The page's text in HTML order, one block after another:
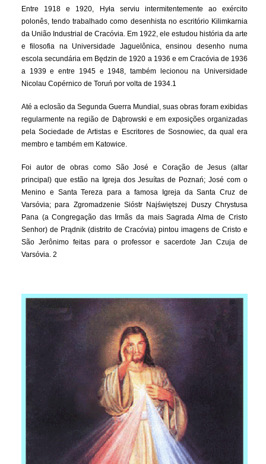
Entre 1918 e 1920, Hyła serviu intermitentemente ao exército
polonês, tendo trabalhado como desenhista no escritório Kilimkarnia
da União Industrial de Cracóvia. Em 1922, ele estudou história da arte
e filosofia na Universidade Jaguelônica, ensinou desenho numa
escola secundária em Będzin de 1920 a 1936 e em Cracóvia de 1936
a 1939 e entre 1945 e 1948, também lecionou na Universidade
Nicolau Copérnico de Toruń por volta de 1934.1
Até a eclosão da Segunda Guerra Mundial, suas obras foram exibidas
regularmente na região de Dąbrowski e em exposições organizadas
pela Sociedade de Artistas e Escritores de Sosnowiec, da qual era
membro e também em Katowice.
Foi autor de obras como São José e Coração de Jesus (altar
principal) que estão na Igreja dos Jesuítas de Poznań; José com o
Menino e Santa Tereza para a famosa Igreja da Santa Cruz de
Varsóvia; para Zgromadzenie Sióstr Najświętszej Duszy Chrystusa
Pana (a Congregação das Irmãs da mais Sagrada Alma de Cristo
Senhor) de Prądnik (distrito de Cracóvia) pintou imagens de Cristo e
São Jerônimo feitas para o professor e sacerdote Jan Czuja de
Varsóvia. 2